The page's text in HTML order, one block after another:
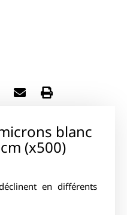
blanc
(x500)
en différents